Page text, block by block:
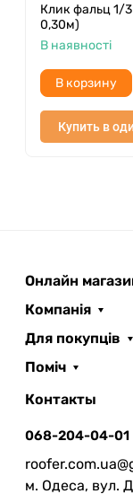
Клик фальц 1/
0,30м)
В наявності
В корзину
Купить в
Онлайн
Компанія
Для покупців
Поміч
Контакты
068-204-04-01
м. Одеса, вул.